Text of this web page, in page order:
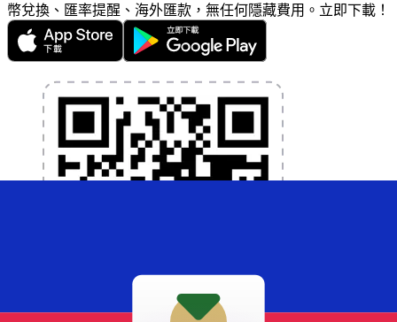
幣兌換、匯率提醒、海外匯款，無任何隱藏費用。立即下載！